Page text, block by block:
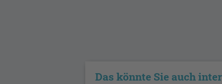
Das könnte Sie auch